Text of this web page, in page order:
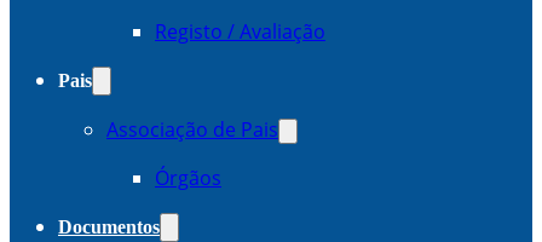
Registo / Avaliação
Pais
Associação de Pais
Órgãos
Documentos